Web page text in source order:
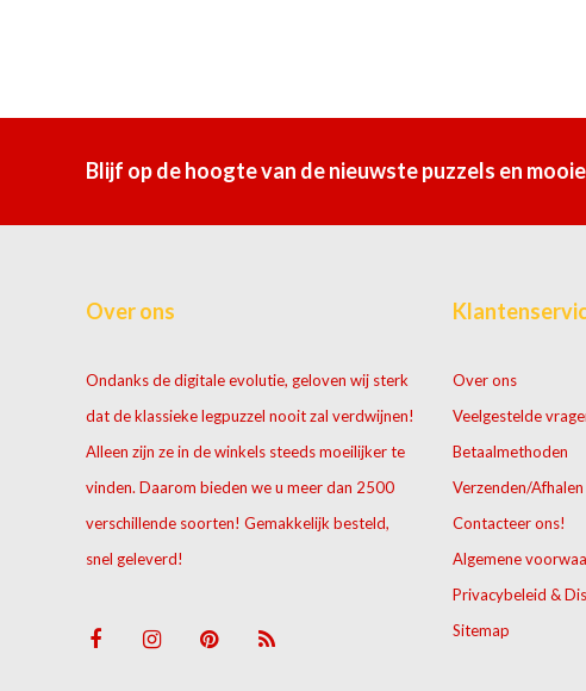
Blijf op de hoogte van de nieuwste puzzels en
Over ons
Ondanks de digitale evolutie, geloven wij sterk
dat de klassieke legpuzzel nooit zal verdwijnen!
Alleen zijn ze in de winkels steeds moeilijker te
vinden. Daarom bieden we u meer dan 2500
verschillende soorten! Gemakkelijk besteld,
snel geleverd!
Over ons
Veelgestelde
Betaalmethoden
Verzenden/
Contacteer ons!
Algemene
Privacybeleid &
Sitemap